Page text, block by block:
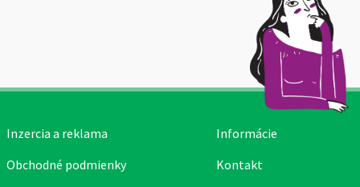
Inzercia a reklama
Obchodné podmienky
Informácie
Kontakt